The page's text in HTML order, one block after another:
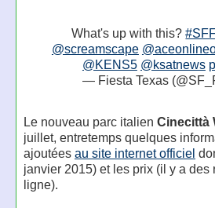
What's up with this?
@screamscape
@KENS5 @ksatnews
— Fiesta Texas
Le nouveau parc italien Cinecittà
juillet, entretemps quelques
ajoutées au site internet officiel
janvier 2015) et les prix (il y a
ligne).